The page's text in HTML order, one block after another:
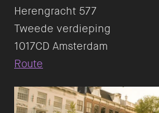
Herengracht 577
Tweede verdieping
Route